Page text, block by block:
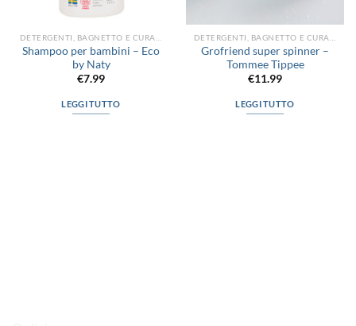
Shampoo per bambini – Eco
by Naty
€7.99
LEGGI TUTTO
Grofriend super spinner –
Tommee Tippee
€11.99
LEGGI TUTTO